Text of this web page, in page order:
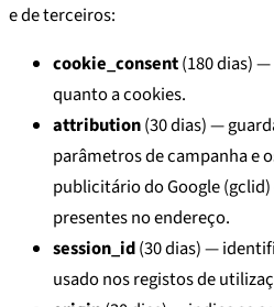
e de terceiros:
cookie_consent(180 dias)
quanto a cookies.
attribution(30 dias) —
parâmetros de campanha e
publicitário do Google
presentes no endereço.
session_id(30 dias) —
usado nos registos de